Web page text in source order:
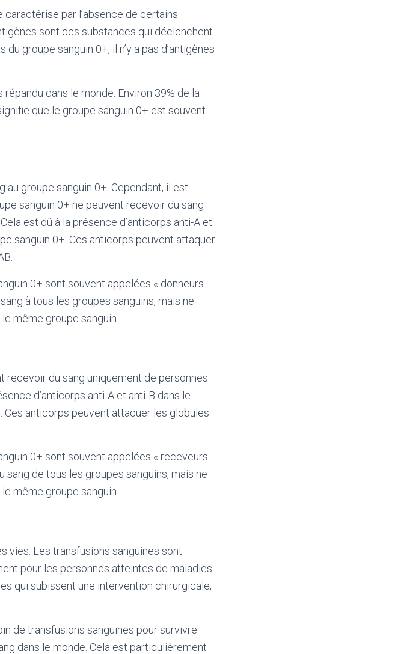
caractérise par l’absence de certains
sont des substances qui déclenchent
groupe sanguin 0+, il n’y a pas d’antigènes
dans le monde. Environ 39% de la
que le groupe sanguin 0+ est souvent
groupe sanguin 0+. Cependant, il est
sanguin 0+ ne peuvent recevoir du sang
est dû à la présence d’anticorps anti-A et
sanguin 0+. Ces anticorps peuvent attaquer
0+ sont souvent appelées « donneurs
à tous les groupes sanguins, mais ne
même groupe sanguin.
recevoir du sang uniquement de personnes
d’anticorps anti-A et anti-B dans le
Ces anticorps peuvent attaquer les globules
0+ sont souvent appelées « receveurs
sang de tous les groupes sanguins, mais ne
même groupe sanguin.
vies. Les transfusions sanguines sont
pour les personnes atteintes de maladies
qui subissent une intervention chirurgicale,
de transfusions sanguines pour survivre.
dans le monde. Cela est particulièrement